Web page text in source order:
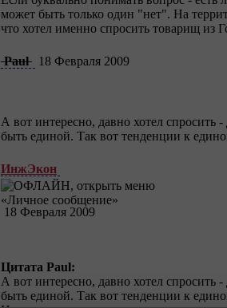
может быть только один "нет". На
что хотел именно спросить товарищ из
Paul 18 Февраля 2009
А вот интересно, давно хотел
быть единой. Так вот тенденции к
ИнжЭкон
18 Февраля 2009
Цитата Paul:
А вот интересно, давно хотел
быть единой. Так вот тенденции к